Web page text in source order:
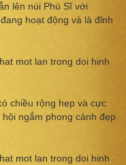
lên núi Phú Sĩ với
hoạt động và là đỉnh
chiều rộng hẹp và cực
ngắm phong cảnh đẹp